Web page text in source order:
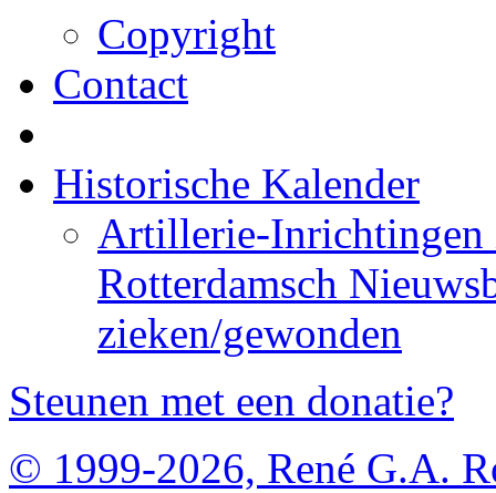
Copyright
Contact
Historische Kalender
Artillerie-Inrichtingen
Rotterdamsch
zieken/gewonden
Steunen met een donatie?
© 1999-2026, René G.A.